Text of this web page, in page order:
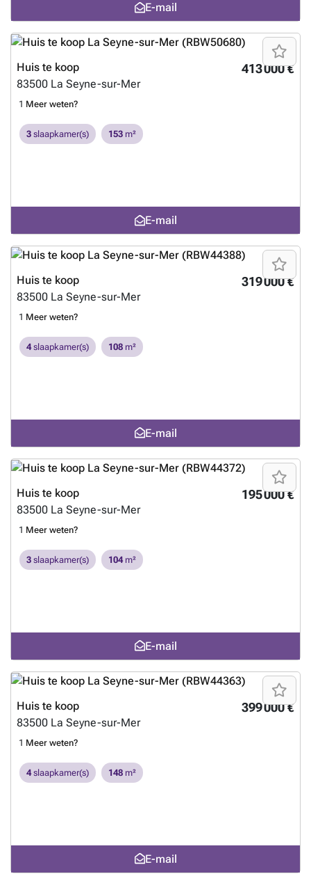
E-mail
413 000 €
Huis te koop
83500 La Seyne-sur-Mer
1 Meer weten?
3 slaapkamer(s) 153 m²
E-mail
319 000 €
Huis te koop
83500 La Seyne-sur-Mer
1 Meer weten?
4slaapkamer(s) 108 m²
E-mail
195 000 €
Huis te koop
83500 La Seyne-sur-Mer
1 Meer weten?
3 slaapkamer(s) 104m²
E-mail
399 000 €
Huis te koop
83500 La Seyne-sur-Mer
1 Meer weten?
4slaapkamer(s) 148 m²
E-mail